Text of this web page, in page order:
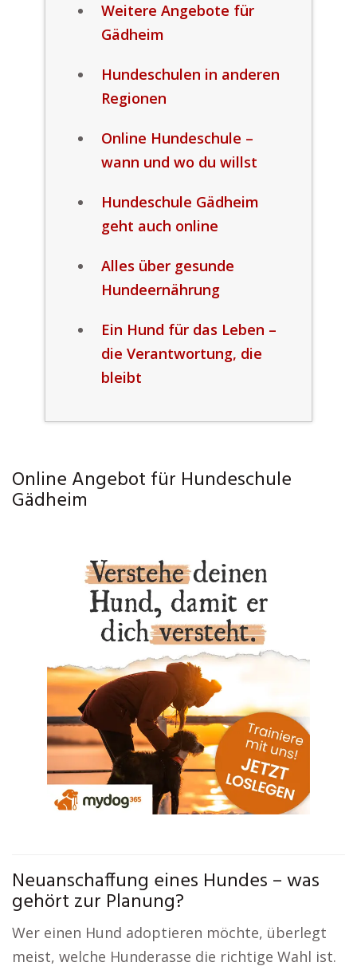
Weitere Angebote für
Gädheim
Hundeschulen in anderen
Regionen
Online Hundeschule –
wann und wo du willst
Hundeschule Gädheim
geht auch online
Alles über gesunde
Hundeernährung
Ein Hund für das Leben –
die Verantwortung, die
bleibt
Online Angebot für Hundeschule
Gädheim
Neuanschaffung eines Hundes – was
gehört zur Planung?
Wer einen Hund adoptieren möchte, überlegt
meist, welche Hunderasse die richtige Wahl ist.